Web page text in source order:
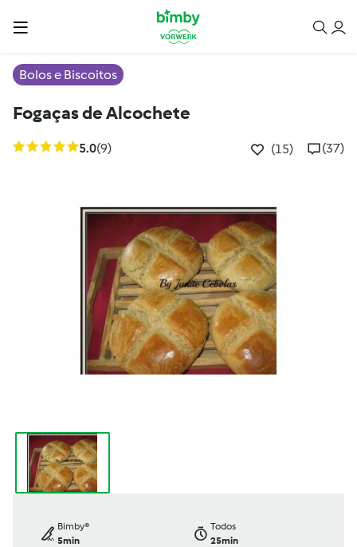
Bolos e Biscoitos
Fogaças de Alcochete
5.0(9) (15) (37)
Bimby®
5min
Todos
25min